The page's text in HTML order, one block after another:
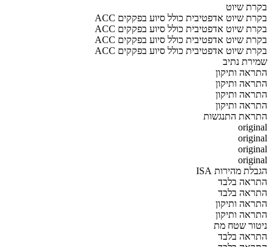
בקרת שיוט
ACC בקרת שיוט אדפטיבית כולל סיוע בפקקים
ACC בקרת שיוט אדפטיבית כולל סיוע בפקקים
ACC בקרת שיוט אדפטיבית כולל סיוע בפקקים
ACC בקרת שיוט אדפטיבית כולל סיוע בפקקים
שמירת נתיב
התראה ותיקון
התראה ותיקון
התראה ותיקון
התראה ותיקון
התראת התנגשות
original
original
original
original
הגבלת מהירות ISA
התראה בלבד
התראה בלבד
התראה ותיקון
התראה ותיקון
ניטור שטח מת
התראה בלבד